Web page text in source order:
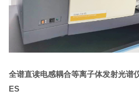
全谱直读电感耦合等离子体发射光谱
ES